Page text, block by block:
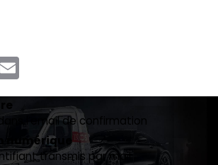
l’email de confirmation
numérique
transmis par mail